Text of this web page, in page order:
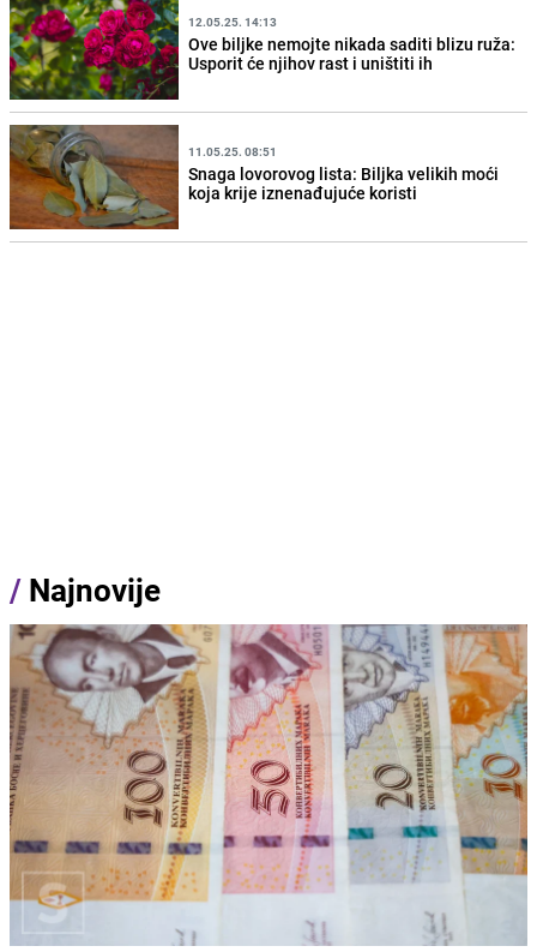
12.05.25. 14:13
Ove biljke nemojte nikada saditi blizu ruža:
Usporit će njihov rast i uništiti ih
11.05.25. 08:51
Snaga lovorovog lista: Biljka velikih moći
koja krije iznenađujuće koristi
/ Najnovije